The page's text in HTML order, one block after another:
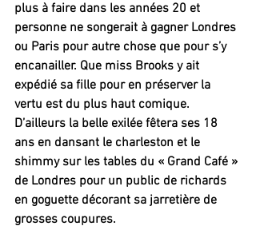
plus à faire dans les années 20 et
personne ne songerait à gagner Londres
ou Paris pour autre chose que pour s’y
encanailler. Que miss Brooks y ait
expédié sa fille pour en préserver la
vertu est du plus haut comique.
D’ailleurs la belle exilée fêtera ses 18
ans en dansant le charleston et le
shimmy sur les tables du « Grand Café »
de Londres pour un public de richards
en goguette décorant sa jarretière de
grosses coupures.